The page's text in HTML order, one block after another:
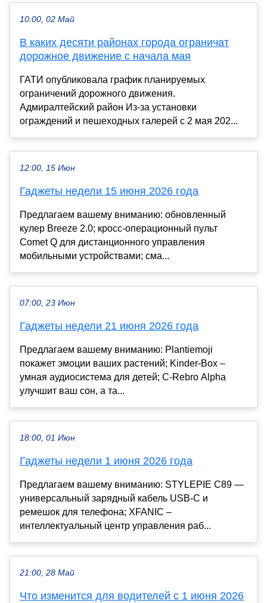
10:00, 02 Май
В каких десяти районах города ограничат
дорожное движение с начала мая
ГАТИ опубликовала график планируемых
ограничений дорожного движения.
Адмиралтейский район Из-за установки
ограждений и пешеходных галерей с 2 мая 202...
12:00, 15 Июн
Гаджеты недели 15 июня 2026 года
Предлагаем вашему вниманию: обновленный
кулер Breeze 2.0; кросс-операционный пульт
Comet Q для дистанционного управления
мобильными устройствами; сма...
07:00, 23 Июн
Гаджеты недели 21 июня 2026 года
Предлагаем вашему вниманию: Plantiemoji
покажет эмоции ваших растений; Kinder-Вox –
умная аудиосистема для детей; C-Rebro Alpha
улучшит ваш сон, а та...
18:00, 01 Июн
Гаджеты недели 1 июня 2026 года
Предлагаем вашему вниманию: STYLEPIE C89 —
универсальный зарядный кабель USB-C и
ремешок для телефона; XFANIC –
интеллектуальный центр управления раб...
21:00, 28 Май
Что изменится для водителей с 1 июня 2026